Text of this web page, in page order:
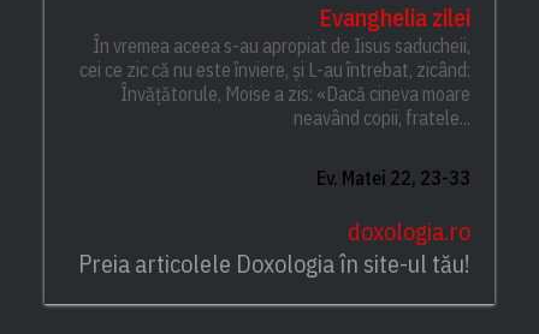
Evanghelia zilei
În vremea aceea s-au apropiat de Iisus saducheii,
cei ce zic că nu este înviere, și L-au întrebat, zicând:
Învățătorule, Moise a zis: «Dacă cineva moare
neavând copii, fratele...
Ev. Matei 22, 23-33
doxologia.ro
Preia articolele Doxologia în site-ul tău!